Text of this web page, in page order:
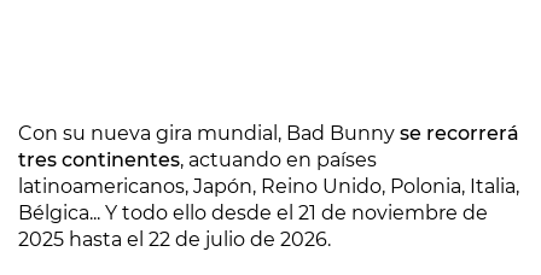
Con su nueva gira mundial, Bad Bunny se recorrerá
tres continentes, actuando en países
latinoamericanos, Japón, Reino Unido, Polonia, Italia,
Bélgica... Y todo ello desde el 21 de noviembre de
2025 hasta el 22 de julio de 2026.